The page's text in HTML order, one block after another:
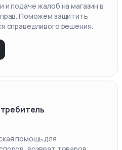
подаче жалоб на магазин в
Поможем защитить
справедливого решения.
помощь для